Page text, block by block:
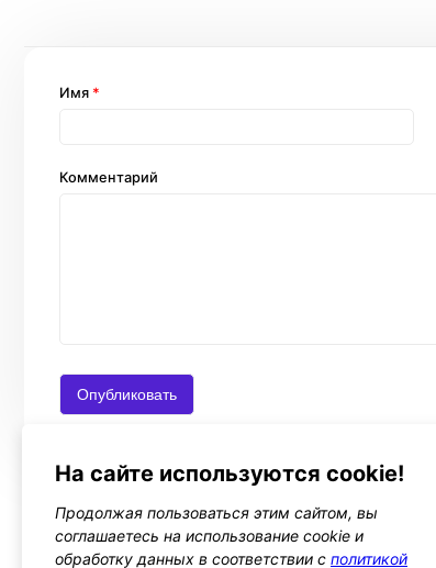
Комментарий
Имя *
На сайте используются cookie!
Продолжая пользоваться этим сайтом, вы
соглашаетесь на использование cookie и
обработку данных в соответствии с политикой